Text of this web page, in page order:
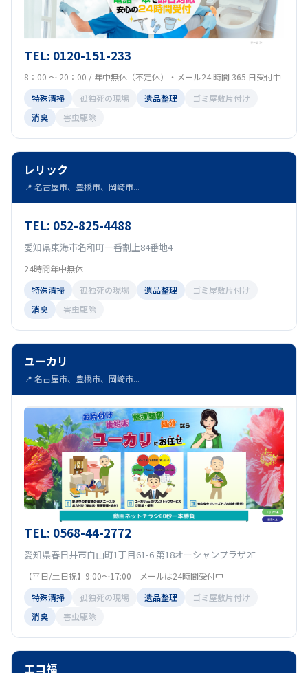
TEL: 0120-151-233
8：00 ～ 20：00 / 年中無休（不定休）・メール24 時間 365 日受付中
特殊清掃
孤独死の現場 遺品整理
ゴミ屋敷片付け
消臭
害虫駆除
レリック
📍 名古屋市、豊橋市、岡崎市...
TEL: 052-825-4488
愛知県東海市名和町一番割上84番地4
24時間年中無休
特殊清掃
孤独死の現場 遺品整理
ゴミ屋敷片付け
消臭
害虫駆除
ユーカリ
📍 名古屋市、豊橋市、岡崎市...
TEL: 0568-44-2772
愛知県春日井市白山町1丁目61-6 第18オーシャンプラザ2F
【平日/土日祝】9:00～17:00 メールは24時間受付中
特殊清掃
孤独死の現場 遺品整理
ゴミ屋敷片付け
消臭
害虫駆除
エコ福